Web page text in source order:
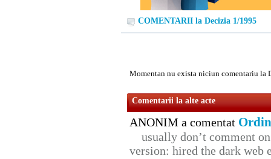
COMENTARII la Decizia 1/1995
Momentan nu exista niciun comentariu la
Comentarii la alte acte
ANONIM a comentat
usually don’t comment
version: hired the dark web